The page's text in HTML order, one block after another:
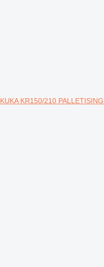
KUKA KR150/210